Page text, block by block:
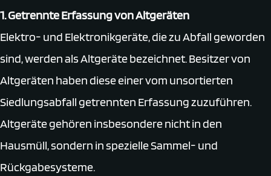
1. Getrennte Erfassung von Altgeräten
Elektro- und Elektronikgeräte, die zu Abfall geworden
sind, werden als Altgeräte bezeichnet. Besitzer von
Altgeräten haben diese einer vom unsortierten
Siedlungsabfall getrennten Erfassung zuzuführen.
Altgeräte gehören insbesondere nicht in den
Hausmüll, sondern in spezielle Sammel- und
Rückgabesysteme.